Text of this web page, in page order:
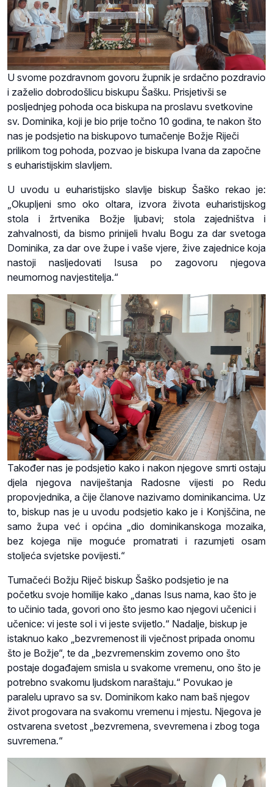
U svome pozdravnom govoru župnik je srdačno pozdravio
i zaželio dobrodošlicu biskupu Šašku. Prisjetivši se
posljednjeg pohoda oca biskupa na proslavu svetkovine
sv. Dominika, koji je bio prije točno 10 godina, te nakon što
nas je podsjetio na biskupovo tumačenje Božje Riječi
prilikom tog pohoda, pozvao je biskupa Ivana da započne
s euharistijskim slavljem.
U uvodu u euharistijsko slavlje biskup Šaško rekao je:
„Okupljeni smo oko oltara, izvora života euharistijskog
stola i žrtvenika Božje ljubavi; stola zajedništva i
zahvalnosti, da bismo prinijeli hvalu Bogu za dar svetoga
Dominika, za dar ove župe i vaše vjere, žive zajednice koja
nastoji nasljedovati Isusa po zagovoru njegova
neumornog navjestitelja.“
Također nas je podsjetio kako i nakon njegove smrti ostaju
djela njegova naviještanja Radosne vijesti po Redu
propovjednika, a čije članove nazivamo dominikancima. Uz
to, biskup nas je u uvodu podsjetio kako je i Konjščina, ne
samo župa već i općina „dio dominikanskoga mozaika,
bez kojega nije moguće promatrati i razumjeti osam
stoljeća svjetske povijesti.“
Tumačeći Božju Riječ biskup Šaško podsjetio je na
početku svoje homilije kako „danas Isus nama, kao što je
to učinio tada, govori ono što jesmo kao njegovi učenici i
učenice: vi jeste sol i vi jeste svijetlo.“ Nadalje, biskup je
istaknuo kako „bezvremenost ili vječnost pripada onomu
što je Božje“, te da „bezvremenskim zovemo ono što
postaje događajem smisla u svakome vremenu, ono što je
potrebno svakomu ljudskom naraštaju.“ Povukao je
paralelu upravo sa sv. Dominikom kako nam baš njegov
život progovara na svakomu vremenu i mjestu. Njegova je
ostvarena svetost „bezvremena, svevremena i zbog toga
suvremena.“